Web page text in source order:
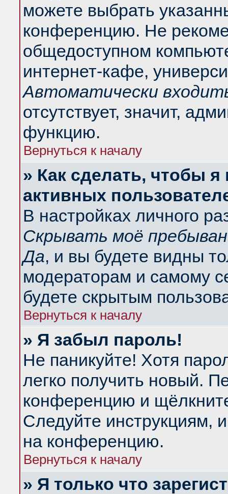
можете выбрать
конференцию. Не
общедоступном
интернет-кафе,
Автоматически
отсутствует, значит,
функцию.
Вернуться к началу
» Как сделать, чтобы
активных
В настройках личного
Скрывать моё
Да, и вы будете видны
модераторам и самому
будете скрытым
Вернуться к началу
» Я забыл пароль!
Не паникуйте! Хотя
легко получить новый.
конференцию и
Следуйте инструкциям,
на конференцию.
Вернуться к началу
» Я только что